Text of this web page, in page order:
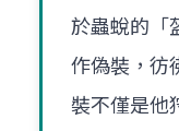
於蟲蛻的「
作偽裝，彷
裝不僅是他